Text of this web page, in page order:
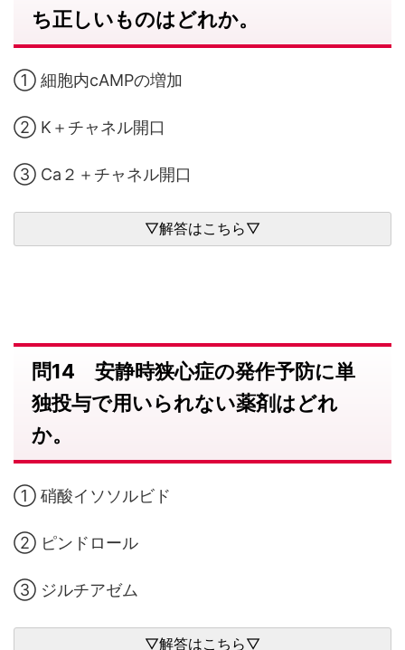
ち正しいものはどれか。
① 細胞内cAMPの増加
② K＋チャネル開口
③ Ca２＋チャネル開口
問14 安静時狭心症の発作予防に単
独投与で用いられない薬剤はどれ
か。
① 硝酸イソソルビド
② ピンドロール
③ ジルチアゼム